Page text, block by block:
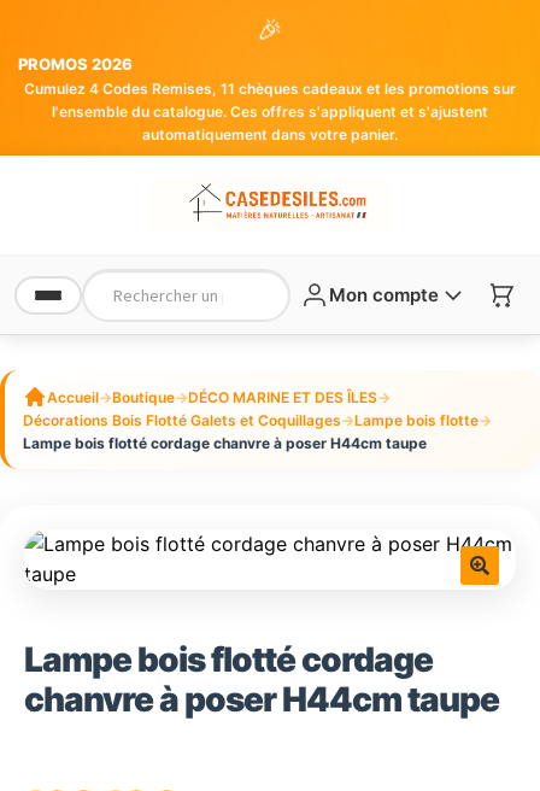
🎉
PROMOS 2026
Cumulez 4 Codes Remises, 11 chèques cadeaux et les promotions sur
l'ensemble du catalogue. Ces offres s'appliquent et s'ajustent
automatiquement dans votre panier.
Mon compte
Accueil→Boutique→DÉCO MARINE ET DES ÎLES→
Décorations Bois Flotté Galets et Coquillages→Lampe bois flotte→
Lampe bois flotté cordage chanvre à poser H44cm taupe
Lampe bois flotté cordage
chanvre à poser H44cm taupe